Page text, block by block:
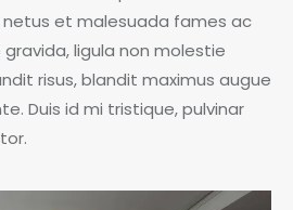
et malesuada fames ac
ligula non molestie
risus, blandit maximus augue
Duis id mi tristique, pulvinar